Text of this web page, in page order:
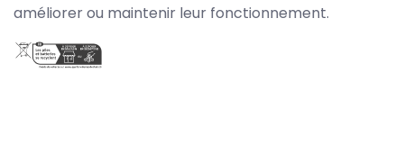
améliorer ou maintenir leur fonctionnement.